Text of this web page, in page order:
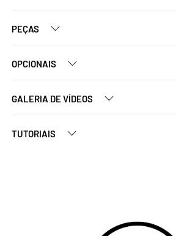
PEÇAS
OPCIONAIS
GALERIA DE VÍDEOS
TUTORIAIS